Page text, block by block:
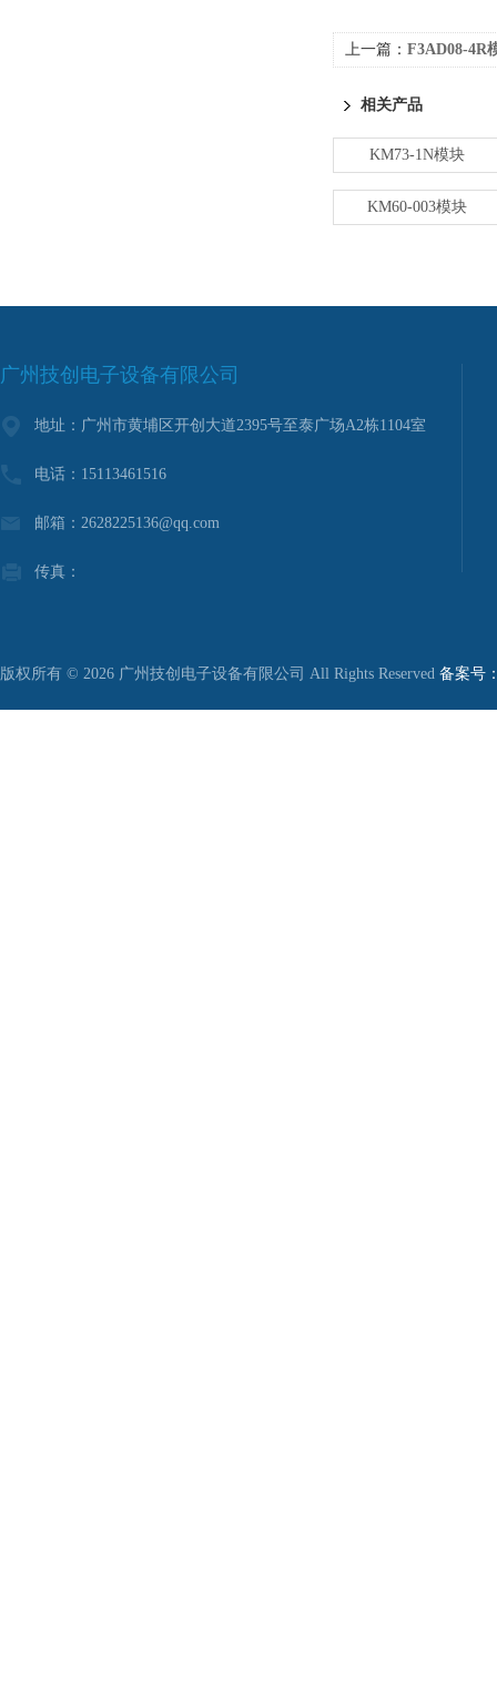
上一篇： F3AD08-4R
相关产品
KM73-1N模块
KM60-003模块
广州技创电子设备有限公司
地址：广州市黄埔区开创大道2395号至泰广场A2栋1104室
电话：15113461516
邮箱：2628225136@qq.com
传真：
版权所有 © 2026 广州技创电子设备有限公司 All Rights Reserved 备案号